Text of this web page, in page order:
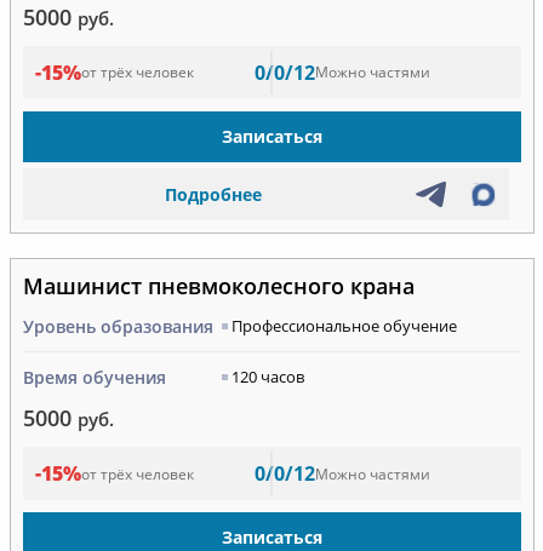
5000 руб.
-15%от трёх человек 0/0/12Можно частями
Записаться
Подробнее
Машинист пневмоколесного крана
Уровень образования Профессиональное обучение
Время обучения 120 часов
5000 руб.
-15%от трёх человек 0/0/12Можно частями
Записаться